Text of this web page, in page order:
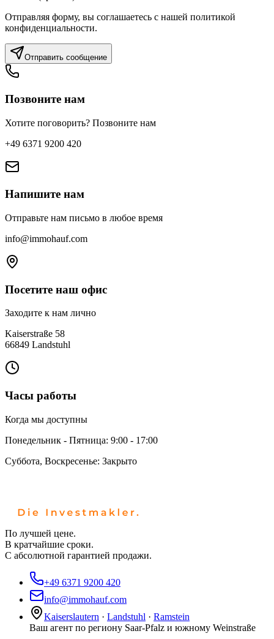
Отправляя форму, вы соглашаетесь с нашей политикой
конфиденциальности.
Отправить сообщение
Позвоните нам
Хотите поговорить? Позвоните нам
+49 6371 9200 420
Напишите нам
Отправьте нам письмо в любое время
info@immohauf.com
Посетите наш офис
Заходите к нам лично
Kaiserstraße 58
66849 Landstuhl
Часы работы
Когда мы доступны
Понедельник - Пятница: 9:00 - 17:00
Суббота, Воскресенье: Закрыто
По лучшей цене.
В кратчайшие сроки.
С абсолютной гарантией продажи.
+49 6371 9200 420
info@immohauf.com
Kaiserslautern · Landstuhl · Ramstein
Ваш агент по региону Saar-Pfalz и южному Weinstraße